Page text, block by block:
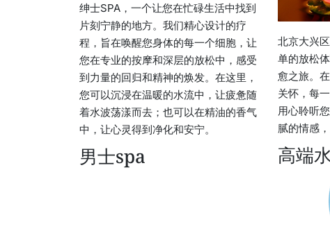
绅士SPA，一个让您在忙碌生活中找到
片刻宁静的地方。我们精心设计的疗
程，旨在唤醒您身体的每一个细胞，让
您在专业的按摩和深层的放松中，感受
到力量的回归和精神的焕发。在这里，
您可以沉浸在温暖的水流中，让疲惫随
着水波荡漾而去；也可以在精油的香气
中，让心灵得到净化和安宁。
男士spa
北京大兴
单的放松
愈之旅。
关怀，每
用心聆听
腻的情感
高端